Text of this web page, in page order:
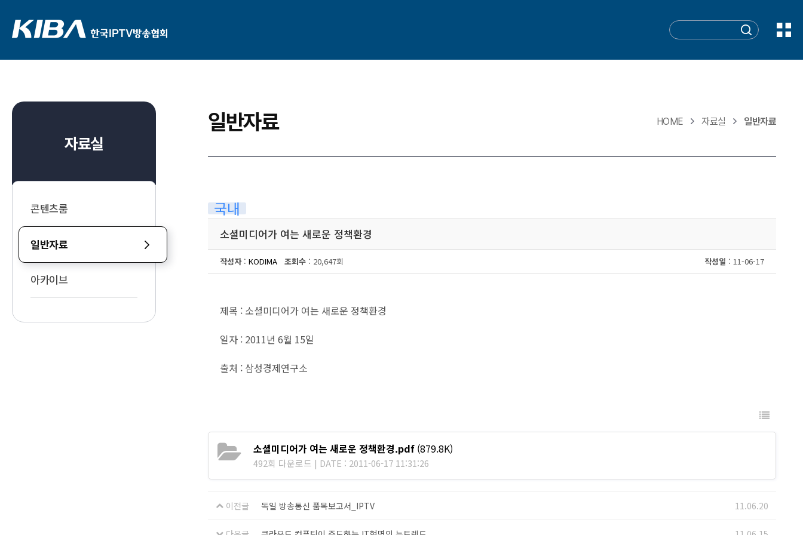
자료실
콘텐츠룸
일반자료
아카이브
일반자료 HOME 자료실 일반자료
국내
소셜미디어가 여는 새로운 정책환경
작성자: KODIMA 조회수: 20,647회 작성일 : 11-06-17
제목 : 소셜미디어가 여는 새로운 정책환경
일자 : 2011년 6월 15일
출처 : 삼성경제연구소
소셜미디어가 여는 새로운 정책환경.pdf(879.8K)
492회 다운로드 | DATE : 2011-06-17 11:31:26
이전글 독일 방송통신 품목보고서_IPTV 11.06.20